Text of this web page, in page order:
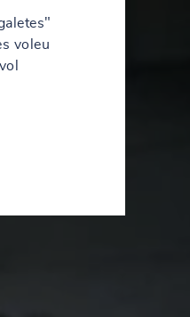
voleu